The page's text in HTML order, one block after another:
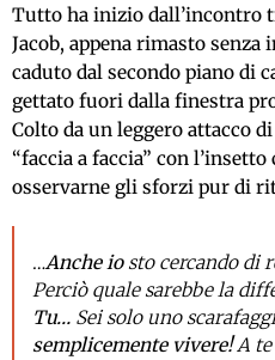
Tutto ha inizio dall’incontro
Jacob, appena rimasto senza
caduto dal secondo piano di
gettato fuori dalla finestra
Colto da un leggero attacco
“faccia a faccia” con
osservarne gli sforzi pur di
…Anche iosto cercando di
Perciò quale sarebbe la
Tu… Sei solo uno
semplicemente vivere!A te